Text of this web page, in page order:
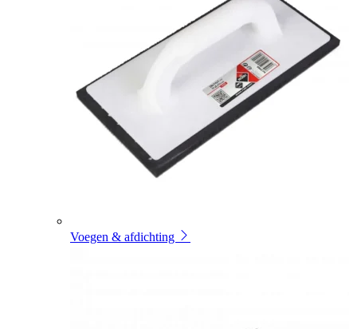
Voegen & afdichting